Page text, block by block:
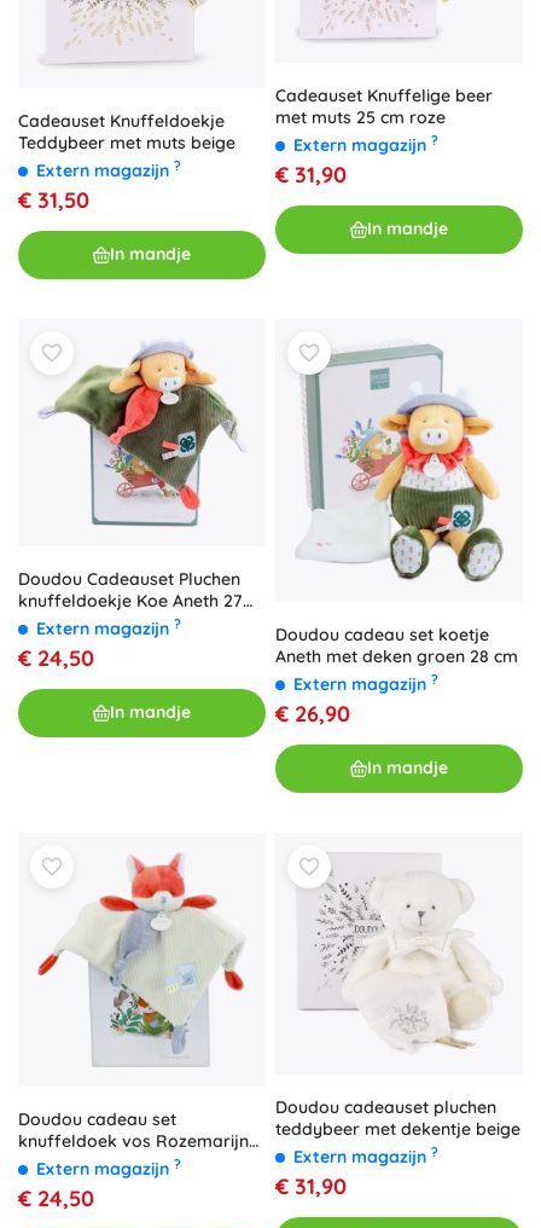
Cadeauset Knuffeldoekje
Teddybeer met muts beige
Extern magazijn ?
€ 31,50
In mandje
Cadeauset Knuffelige beer
met muts 25 cm roze
Extern magazijn ?
€ 31,90
In mandje
Doudou Cadeauset Pluchen
knuffeldoekje Koe Aneth 27
cmExtern magazijn ?
€ 24,50
In mandje
Doudou cadeau set koetje
Aneth met deken groen 28 cm
Extern magazijn ?
€ 26,90
In mandje
Doudou cadeau set
knuffeldoek vos Rozemarijn
27 cm
Extern magazijn ?
€ 24,50
Doudou cadeauset pluchen
teddybeer met dekentje beige
Extern magazijn ?
€ 31,90